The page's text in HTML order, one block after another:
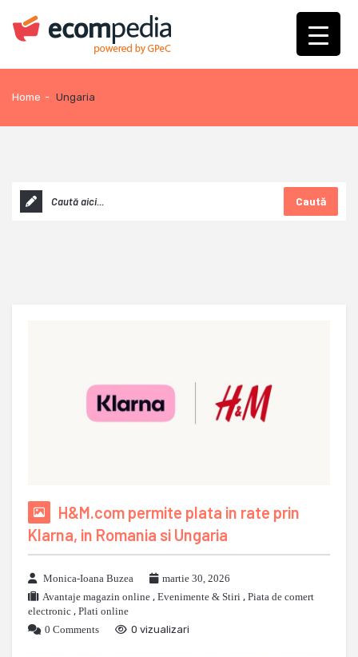
Home - Ungaria
Caută
H&M.com permite plata in rate prin
Klarna, in Romania si Ungaria
Monica-Ioana Buzea
martie 30, 2026
Avantaje magazin online , Evenimente & Stiri , Piata de comert
electronic , Plati online
0 Comments
0 vizualizari